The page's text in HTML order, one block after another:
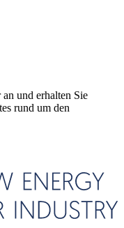
und erhalten Sie
rund um den